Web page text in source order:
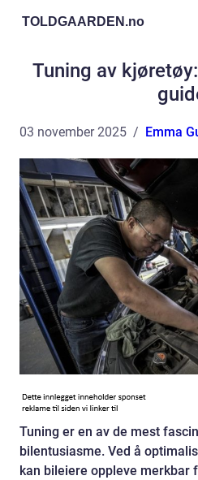
TOLDGAARDEN.no
Tuning av
03 november 2025 Emma
Tuning er en av de mest
bilentusiasme. Ved å
kan bileiere oppleve merkbar